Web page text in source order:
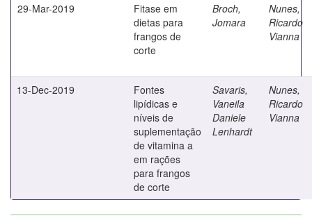
29-Mar-2019
Fitase em
dietas para
frangos de
corte
Broch,
Jomara
Nunes,
Ricardo
Vianna
13-Dec-2019
Fontes
lipídicas e
níveis de
suplementação
de vitamina a
em rações
para frangos
de corte
Savaris,
Vaneila
Daniele
Lenhardt
Nunes,
Ricardo
Vianna